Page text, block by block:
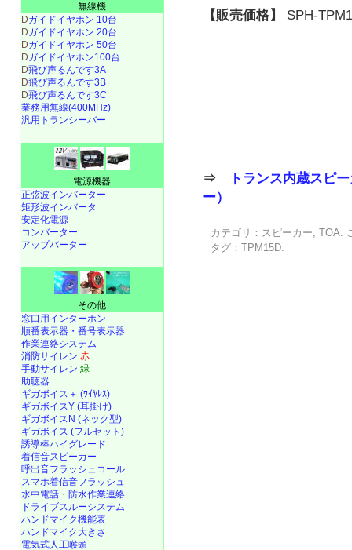
【販売価格】 SPH-
⇒
トランス内蔵スピ
ー）
カテゴリ： スピーカー,TOA.
タグ：TPM15D.
無線機
Dガイドイヤホン 10台
Dガイドイヤホン 20台
Dガイドイヤホン 50台
Dガイドイヤホン100台
D飛び声るんです3A
D飛び声るんです3B
D飛び声るんです3C
業務用無線(400MHz)
汎用トランシーバー
電源機器
正弦波インバーター
矩形波インバータ
安定化電源
コンバーター
アップバーター
その他
窓口用インターホン
順番表示器・番号表示器
作業連絡システム
消防サイレン 赤
手動サイレン 緑
助聴器
ギガボイス＋ (ﾜｲﾔﾚｽ)
ギガボイスY (耳掛け)
ギガボイスN (ネック型)
ギガボイス (フルセット)
誘導棒ハイグレード
着信音スピーカー
呼出音フラッシュコール
スマホ着信音フラッシュ
水中電話 ・ 防水作業連絡
ドライブスルーシステム
ハンドマイク機能表
ハンドマイク大きさ
電気式人工喉頭